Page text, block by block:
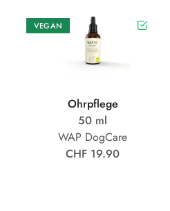
VEGAN
Ohrpflege
50 ml
WAP DogCare
CHF 19.90